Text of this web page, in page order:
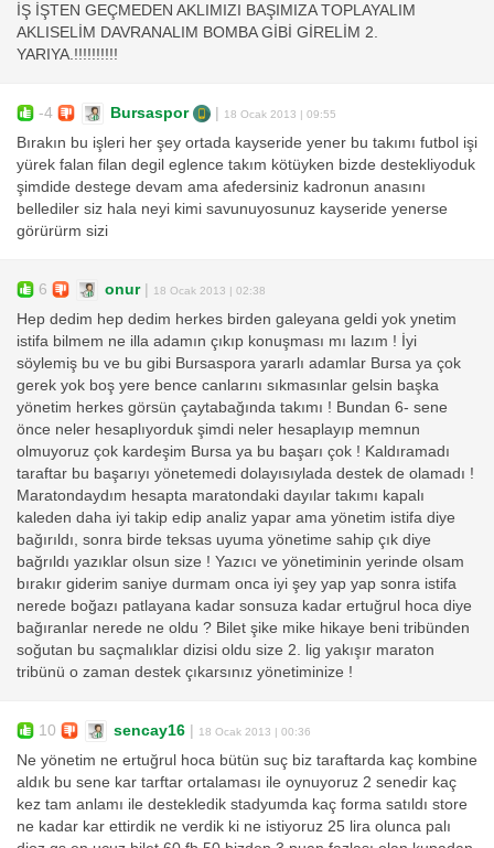
İŞ İŞTEN GEÇMEDEN AKLIMIZI BAŞIMIZA TOPLAYALIM
AKLISELİM DAVRANALIM BOMBA GİBİ GİRELİM 2.
YARIYA.!!!!!!!!!!
-4 Bursaspor | 18 Ocak 2013 | 09:55
Bırakın bu işleri her şey ortada kayseride yener bu takımı futbol işi
yürek falan filan degil eglence takım kötüyken bizde destekliyoduk
şimdide destege devam ama afedersiniz kadronun anasını
bellediler siz hala neyi kimi savunuyosunuz kayseride yenerse
görürürm sizi
6 onur| 18 Ocak 2013 | 02:38
Hep dedim hep dedim herkes birden galeyana geldi yok ynetim
istifa bilmem ne illa adamın çıkıp konuşması mı lazım ! İyi
söylemiş bu ve bu gibi Bursaspora yararlı adamlar Bursa ya çok
gerek yok boş yere bence canlarını sıkmasınlar gelsin başka
yönetim herkes görsün çaytabağında takımı ! Bundan 6- sene
önce neler hesaplıyorduk şimdi neler hesaplayıp memnun
olmuyoruz çok kardeşim Bursa ya bu başarı çok ! Kaldıramadı
taraftar bu başarıyı yönetemedi dolayısıylada destek de olamadı !
Maratondaydım hesapta maratondaki dayılar takımı kapalı
kaleden daha iyi takip edip analiz yapar ama yönetim istifa diye
bağırıldı, sonra birde teksas uyuma yönetime sahip çık diye
bağrıldı yazıklar olsun size ! Yazıcı ve yönetiminin yerinde olsam
bırakır giderim saniye durmam onca iyi şey yap yap sonra istifa
nerede boğazı patlayana kadar sonsuza kadar ertuğrul hoca diye
bağıranlar nerede ne oldu ? Bilet şike mike hikaye beni tribünden
soğutan bu saçmalıklar dizisi oldu size 2. lig yakışır maraton
tribünü o zaman destek çıkarsınız yönetiminize !
10 sencay16 | 18 Ocak 2013 | 00:36
Ne yönetim ne ertuğrul hoca bütün suç biz taraftarda kaç kombine
aldık bu sene kar tarftar ortalaması ile oynuyoruz 2 senedir kaç
kez tam anlamı ile destekledik stadyumda kaç forma satıldı store
ne kadar kar ettirdik ne verdik ki ne istiyoruz 25 lira olunca palı